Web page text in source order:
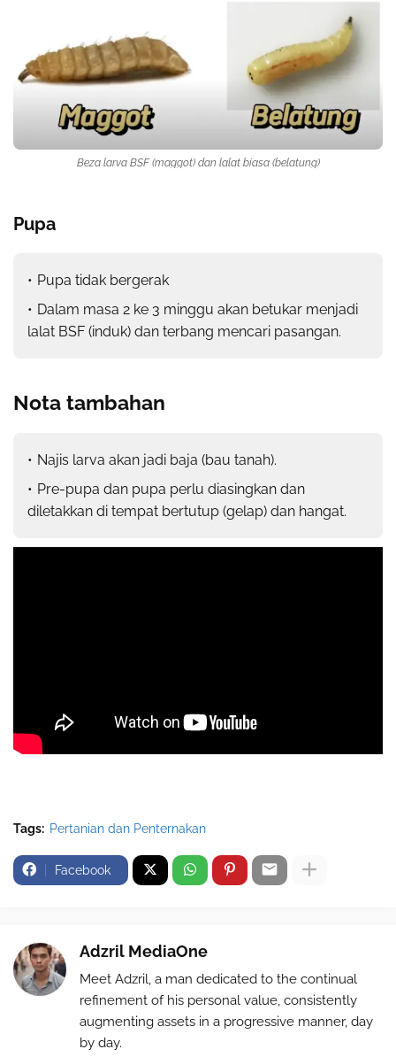
Beza larva BSF (maggot) dan lalat biasa (belatung)
Pupa
Pupa tidak bergerak
Dalam masa 2 ke 3 minggu akan betukar menjadi
lalat BSF (induk) dan terbang mencari pasangan.
Nota tambahan
Najis larva akan jadi baja (bau tanah).
Pre-pupa dan pupa perlu diasingkan dan
diletakkan di tempat bertutup (gelap) dan hangat.
Tags: Pertanian dan Penternakan
Facebook
Adzril MediaOne
Meet Adzril, a man dedicated to the continual
refinement of his personal value, consistently
augmenting assets in a progressive manner, day
by day.